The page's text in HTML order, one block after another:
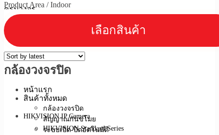
หน้าแรก
สินค้าทั้งหมด
กล้องวงจรปิด
สัญญาณกันขโมย
ระบบเปิด-ปิดอัตโนมัติ
Product Area /Indoor
กล้องวงจรปิด
HIKVISION IP Camera
HIKVISION Standard Series